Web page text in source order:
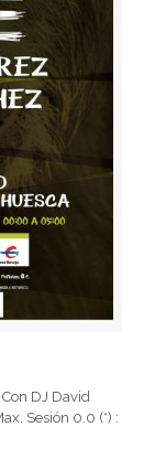
DJ David
Sesión 0.0 (*) :